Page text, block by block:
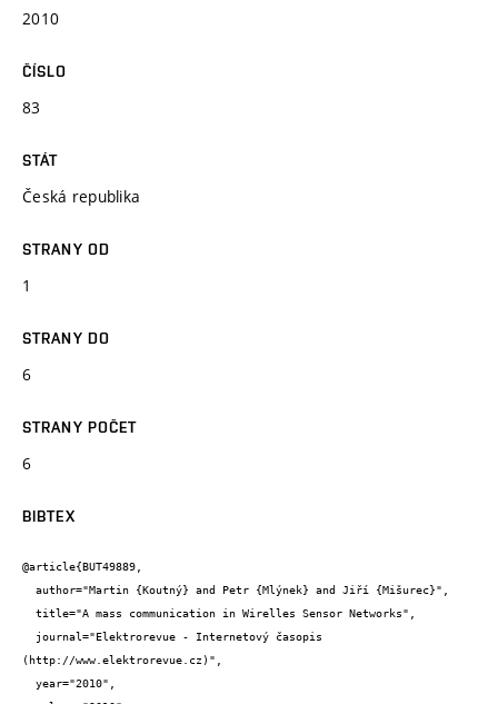
2010
ČÍSLO
83
STÁT
Česká republika
STRANY OD
1
STRANY DO
6
STRANY POČET
6
BIBTEX
@article{BUT49889,
(http://www.elektrorevue.cz)",